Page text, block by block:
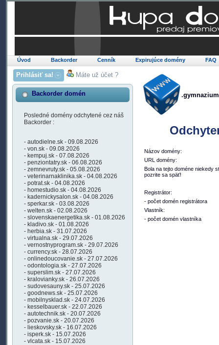
Úvod Backorder Cenník Expirujúce domény FAQ
Prihlásiť sa! Máte už účet ?
Backorder domén
Posledné domény odchytené cez náš
Backorder :
- autodielne.sk - 09.08.2026
- von.sk - 09.08.2026
- kempuj.sk - 07.08.2026
- penziontatry.sk - 06.08.2026
- zemnevruty.sk - 05.08.2026
- veterinarnaklinika.sk - 04.08.2026
- potrat.sk - 04.08.2026
- homestudio.sk - 04.08.2026
- kadernickysalon.sk - 04.08.2026
- sperkar.sk - 03.08.2026
- welten.sk - 02.08.2026
- slovenskaenergetika.sk - 01.08.2026
- kladivo.sk - 01.08.2026
- herbia.sk - 31.07.2026
- virtualna.sk - 29.07.2026
- vernostnyprogram.sk - 29.07.2026
- currency.sk - 28.07.2026
- onlinedoucovanie.sk - 27.07.2026
- odontologia.sk - 27.07.2026
- superslim.sk - 27.07.2026
- kralovianky.sk - 26.07.2026
- sudovesauny.sk - 25.07.2026
- goodnews.sk - 25.07.2026
- mobilnysklad.sk - 24.07.2026
- kesselbauer.sk - 22.07.2026
- autotechnik.sk - 20.07.2026
- pozvanie.sk - 20.07.2026
- lieskovsky.sk - 16.07.2026
- isperk.sk - 15.07.2026
- vlcata.sk - 15.07.2026
Názov domény:
URL domény:
Bola na tejto doméne niekedy
pozrite sa späť!
Registrátor:
- počet domén registrátora
Vlastník:
- počet domén vlastníka